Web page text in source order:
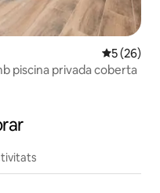
5 de
5 (26)
piscina privada coberta